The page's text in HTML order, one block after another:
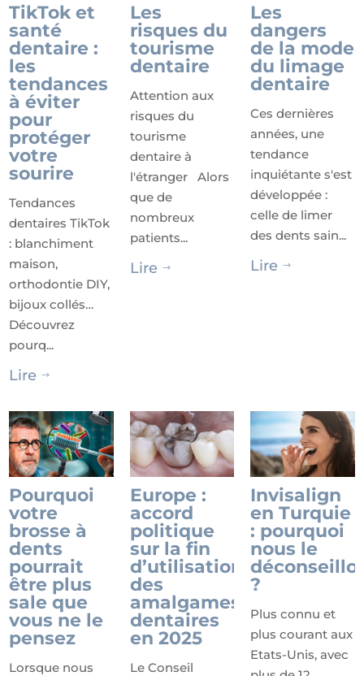
TikTok et
santé
dentaire :
les
tendances
à éviter
pour
protéger
votre
sourire
Tendances
dentaires TikTok
: blanchiment
maison,
orthodontie DIY,
bijoux collés…
Découvrez
pourq...
Lire $
Les
risques du
tourisme
dentaire
Attention aux
risques du
tourisme
dentaire à
l'étranger Alors
que de
nombreux
patients...
Lire $
Les
dangers
de la mode
du limage
dentaire
Ces dernières
années, une
tendance
inquiétante s'est
développée :
celle de limer
des dents sain...
Lire $
Pourquoi
votre
brosse à
dents
pourrait
être plus
sale que
vous ne le
pensez
Lorsque nous
Europe :
accord
politique
sur la fin
d’utilisation
des
amalgames
dentaires
en 2025
Le Conseil
Invisalign
en Turquie
: pourquoi
nous le
?
Plus connu et
plus courant aux
Etats-Unis, avec